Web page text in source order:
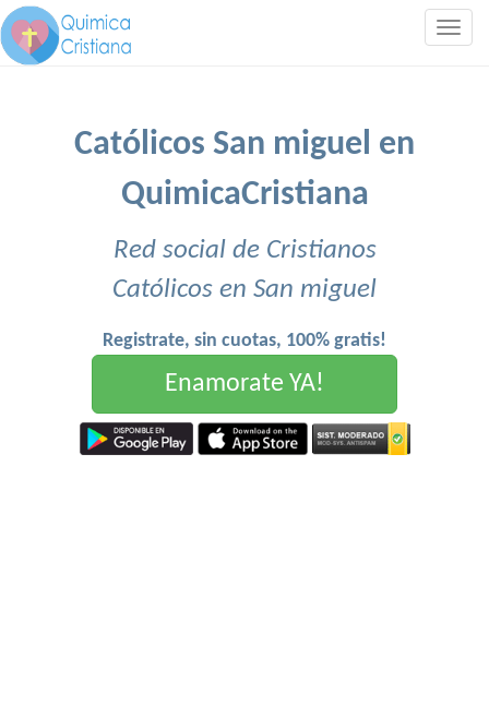
Católicos San miguel en
QuimicaCristiana
Red social de Cristianos
Católicos en San miguel
Registrate, sin cuotas, 100% gratis!
Enamorate YA!